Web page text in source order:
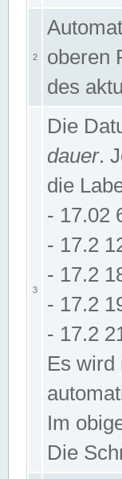
2
oberen
des
3
Die
dauer.
die
- 17.02
- 17.2
- 17.2
- 17.2
- 17.2
Es wird
Im
Die